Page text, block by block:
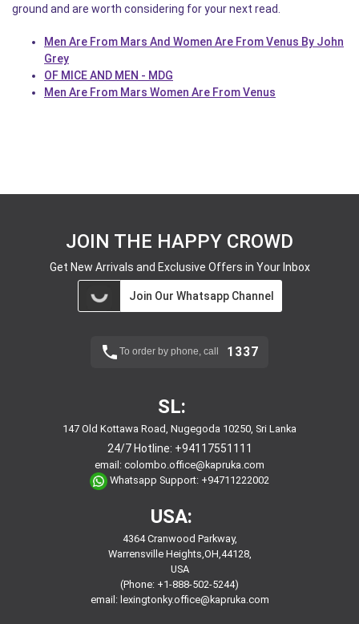
ground and are worth considering for your next read.
Men Are From Mars And Women Are From Venus By John
Grey
OF MICE AND MEN - MDG
Men Are From Mars Women Are From Venus
JOIN THE HAPPY CROWD
Get New Arrivals and Exclusive Offers in Your Inbox
Join Our Whatsapp Channel
To order by phone, call 1337
SL:
147 Old Kottawa Road, Nugegoda 10250, Sri Lanka
24/7 Hotline: +94117551111
email: colombo.office@kapruka.com
Whatsapp Support: +94711222002
USA:
4364 Cranwood Parkway,
Warrensville Heights,OH,44128,
USA
(Phone: +1-888-502-5244)
email: lexingtonky.office@kapruka.com